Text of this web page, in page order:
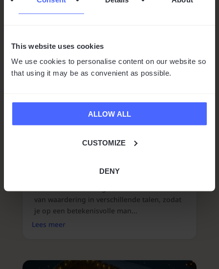
This website uses cookies
We use cookies to personalise content on our website so
that using it may be as convenient as possible.
ALLOW ALL
CUSTOMIZE
DENY
Hoe zeg je bedankt in
verschillende talen: Een
je” in het Japans
Mateusz Lewandowski |jan 5, 2026
20 min leestijd
dankbaarheid in iemands moedertaal. Dit
van waardering in verschillende talen, zodat
je op een betekenisvolle man...
Lees meer